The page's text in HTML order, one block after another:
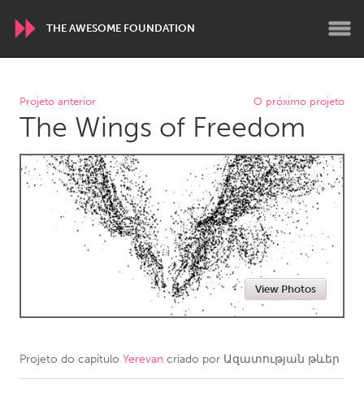
THE AWESOME FOUNDATION
WORLDWIDE
Conservation and Climate
Disability
Yerevan
Fleurieu
Lake Mac
Lower Hunter
Projeto anterior O próximo projeto
The Wings of Freedom
View Photos
Projeto do capítulo Yerevan criado por Ազատության թևեր